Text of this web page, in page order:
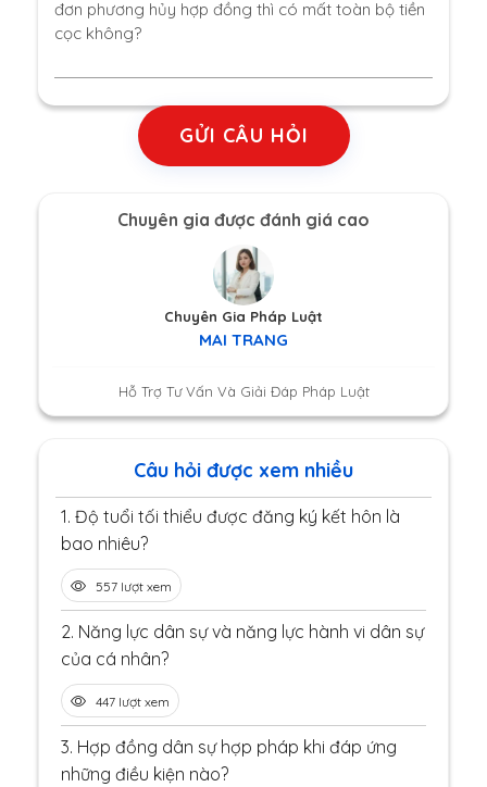
đơn phương hủy hợp đồng thì có mất toàn bộ tiền
cọc không?
GỬI CÂU HỎI
Chuyên gia được đánh giá cao
Chuyên Gia Pháp Luật
MAI TRANG
Hỗ Trợ Tư Vấn Và Giải Đáp Pháp Luật
Câu hỏi được xem nhiều
1. Độ tuổi tối thiểu được đăng ký kết hôn là
bao nhiêu?
557 lượt xem
2. Năng lực dân sự và năng lực hành vi dân sự
của cá nhân?
447 lượt xem
3. Hợp đồng dân sự hợp pháp khi đáp ứng
những điều kiện nào?